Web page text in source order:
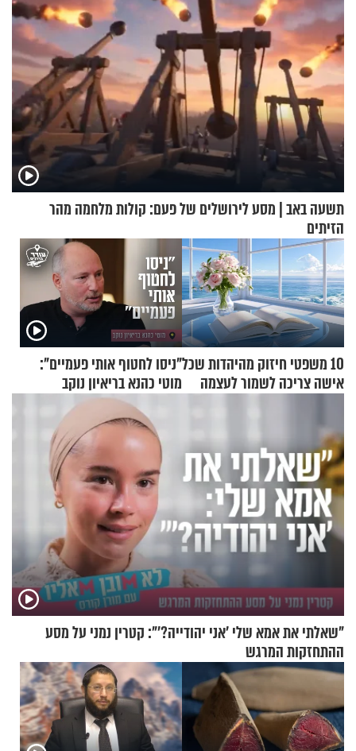
תשעה באב | מסע לירושלים של פעם: קולות מלחמה מהר
הזיתים
10 משפטי חיזוק מהיהדות שכל
אישה צריכה לשמור לעצמה
"ניסו לחטוף אותי פעמיים":
מוטי כהנא בריאיון נוקב
"שאלתי את אמא שלי 'אני יהודייה?'": קטרין נמני על מסע
ההתחזקות המרגש